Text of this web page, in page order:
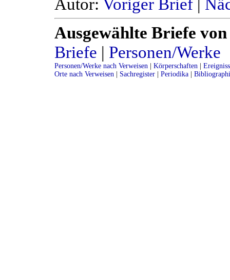
Autor: Voriger Brief |
Ausgewählte Briefe
Briefe | Personen/Werke
Personen/Werke nach Verweisen Körperschaften
Orte nach Verweisen
Sachregister Periodika